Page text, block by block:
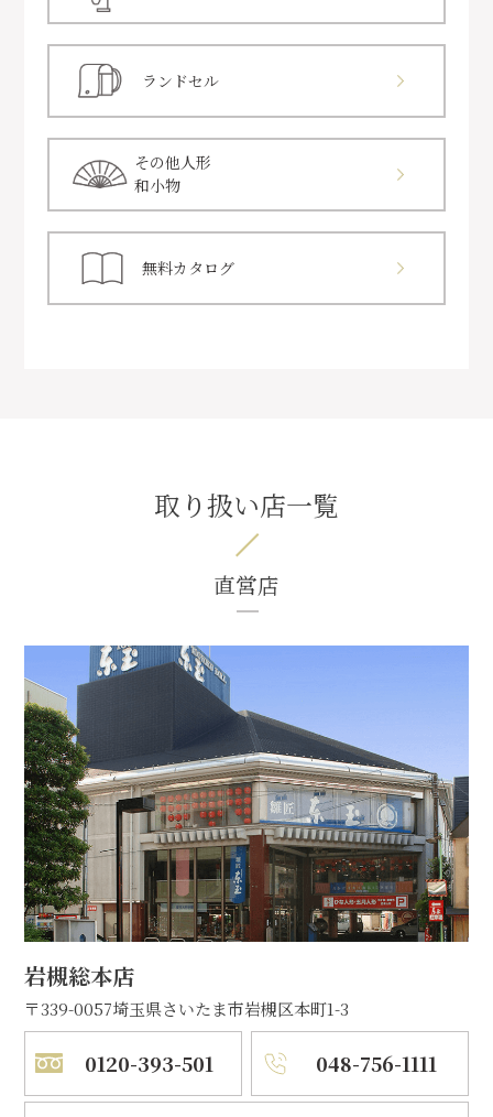
ランドセル
その他人形
和小物
無料カタログ
取り扱い店一覧
直営店
岩槻総本店
〒339-0057埼玉県さいたま市岩槻区本町1-3
0120-393-501 048-756-1111